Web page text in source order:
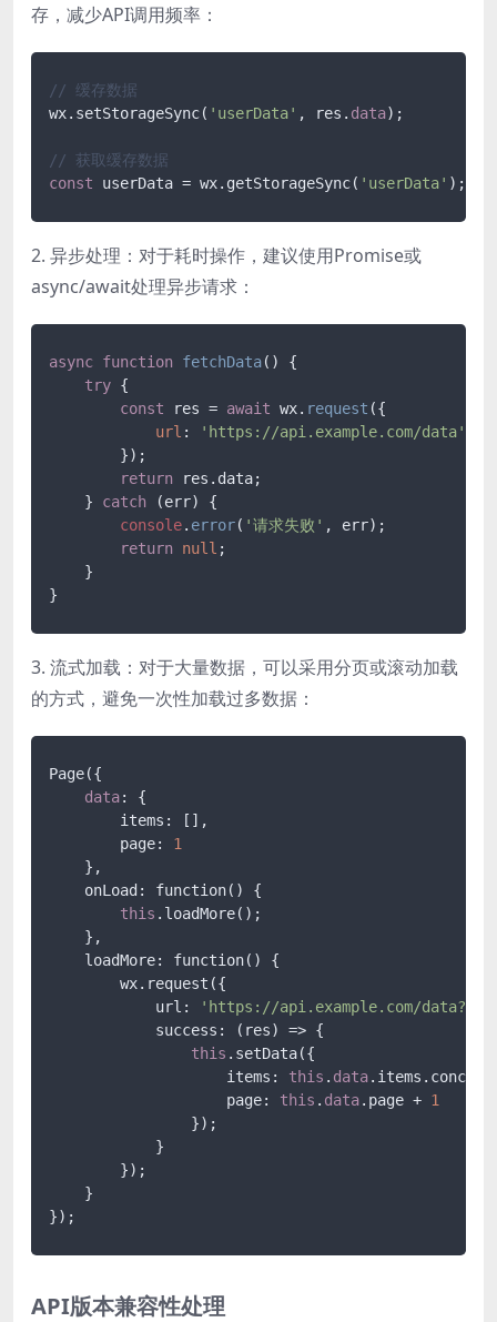
存，减少API调用频率：
// 缓存数据
wx.setStorageSync( 'userData' , res. data);
// 获取缓存数据
const userData = wx.getStorageSync( 'userData'
2. 异步处理：对于耗时操作，建议使用Promise或
async/await处理异步请求：
async function fetchData( ) {
try {
const res = await wx. request ({
url :
'https://api.example.com/data'
        });
return res. data;
    }
catch (err) {
console. error( '请求失败' , err);
return null ;
    }
3. 流式加载：对于大量数据，可以采用分页或滚动加载
的方式，避免一次性加载过多数据：
Page({
data: {
        items: [],
        page:
1
    },
    onLoad: function() {
this .loadMore();
    },
    loadMore: function() {
        wx.request({
            url:
'https://api.example.com/
            success: (res) => {
this .setData({
                    items:
this . data
                    page:
this . data.page + 1
                });
            }
        });
    }
API版本兼容性处理